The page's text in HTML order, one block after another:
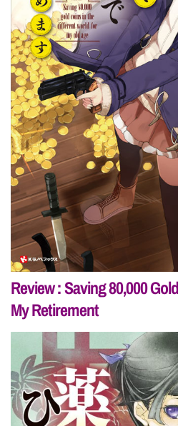
Review : Saving 80,000
My Retirement